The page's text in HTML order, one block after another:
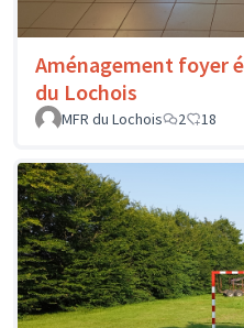
Aménagement foyer
du Lochois
MFR du Lochois
2 18